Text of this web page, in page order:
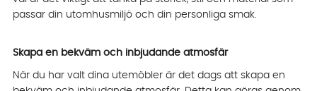
passar din utomhusmiljö och din personliga smak.
Skapa en bekväm och inbjudande atmosfär
När du har valt dina utemöbler är det dags att skapa en